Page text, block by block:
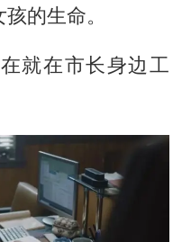
的生命。
就在市长身边工